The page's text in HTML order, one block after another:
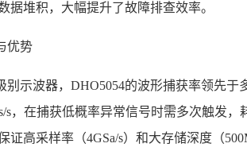
据堆积，大幅提升了故障排查效率。
优势
别示波器，DHO5054的波形捕获率领先
s，在捕获低概率异常信号时需多次触发
证高采样率（4GSa/s）和大存储深度（